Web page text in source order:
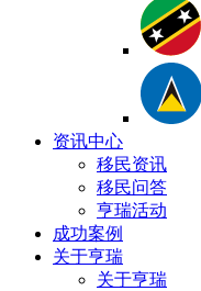
资讯中心
移民资讯
移民问答
亨瑞活动
成功案例
关于亨瑞
关于亨瑞